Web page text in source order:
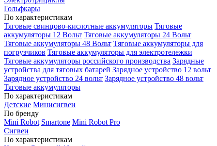
Гольфкары
По характеристикам
Тяговые свинцово-кислотные аккумуляторы Тяговые
аккумуляторы 12 Вольт Тяговые аккумуляторы 24 Вольт
Тяговые аккумуляторы 48 Вольт Тяговые аккумуляторы для
погрузчиков Тяговые аккумуляторы для электротележки
Тяговые аккумуляторы российского производства Зарядные
устройства для тяговых батарей Зарядное устройство 12 вольт
Зарядное устройство 24 вольт Зарядное устройство 48 вольт
Тяговые аккумуляторы
По характеристикам
Детские Минисигвеи
По бренду
Mini Robot Smartone Mini Robot Pro
Сигвеи
По характеристикам